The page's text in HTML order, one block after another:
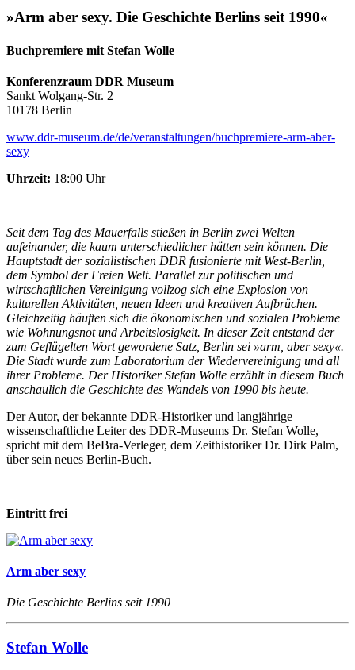
»Arm aber sexy. Die Geschichte Berlins seit 1990«
Buchpremiere mit Stefan Wolle
Konferenzraum DDR Museum
Sankt Wolgang-Str. 2
10178 Berlin
www.ddr-museum.de/de/veranstaltungen/buchpremiere-arm-aber-
sexy
Uhrzeit: 18:00 Uhr
Seit dem Tag des Mauerfalls stießen in Berlin zwei Welten
aufeinander, die kaum unterschiedlicher hätten sein können. Die
Hauptstadt der sozialistischen DDR fusionierte mit West-Berlin,
dem Symbol der Freien Welt. Parallel zur politischen und
wirtschaftlichen Vereinigung vollzog sich eine Explosion von
kulturellen Aktivitäten, neuen Ideen und kreativen Aufbrüchen.
Gleichzeitig häuften sich die ökonomischen und sozialen Probleme
wie Wohnungsnot und Arbeitslosigkeit. In dieser Zeit entstand der
zum Geflügelten Wort gewordene Satz, Berlin sei »arm, aber sexy«.
Die Stadt wurde zum Laboratorium der Wiedervereinigung und all
ihrer Probleme. Der Historiker Stefan Wolle erzählt in diesem Buch
anschaulich die Geschichte des Wandels von 1990 bis heute.
Der Autor, der bekannte DDR-Historiker und langjährige
wissenschaftliche Leiter des DDR-Museums Dr. Stefan Wolle,
spricht mit dem BeBra-Verleger, dem Zeithistoriker Dr. Dirk Palm,
über sein neues Berlin-Buch.
Eintritt frei
Arm aber sexy
Die Geschichte Berlins seit 1990
Stefan Wolle